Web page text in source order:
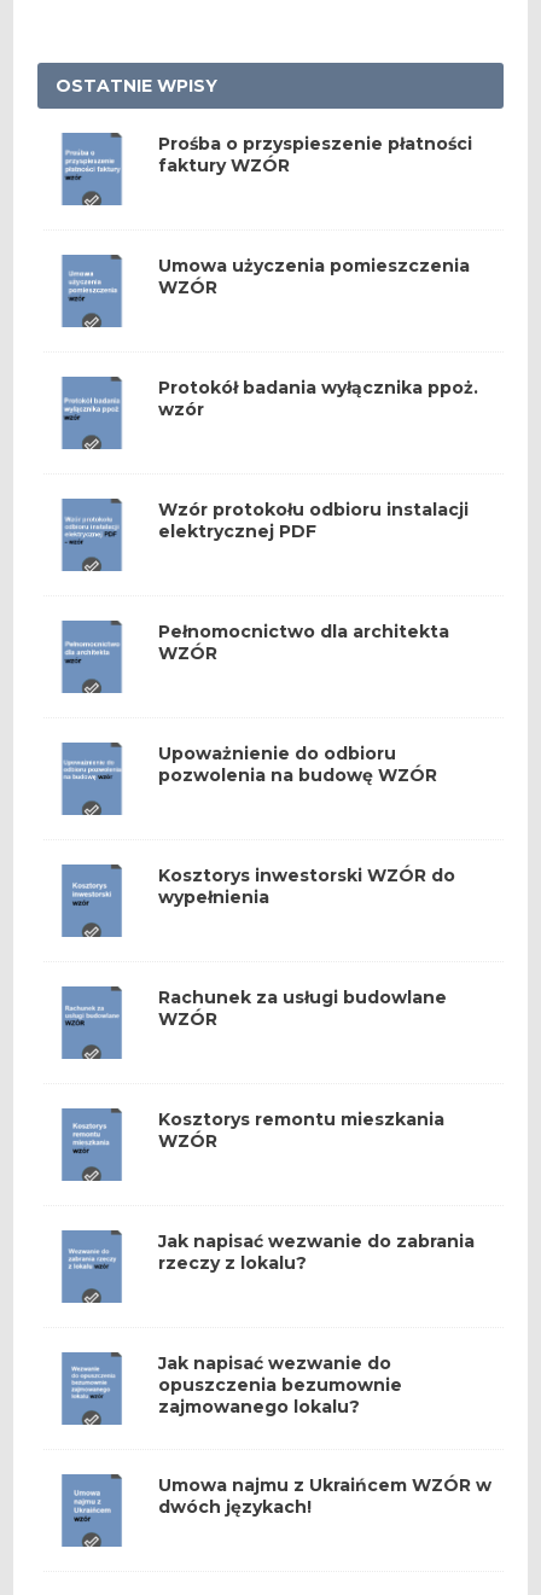
OSTATNIE WPISY
Prośba o przyspieszenie płatności
faktury WZÓR
Umowa użyczenia pomieszczenia
WZÓR
Protokół badania wyłącznika ppoż.
wzór
Wzór protokołu odbioru instalacji
elektrycznej PDF
Pełnomocnictwo dla architekta
WZÓR
Upoważnienie do odbioru
pozwolenia na budowę WZÓR
Kosztorys inwestorski WZÓR do
wypełnienia
Rachunek za usługi budowlane
WZÓR
Kosztorys remontu mieszkania
WZÓR
Jak napisać wezwanie do zabrania
rzeczy z lokalu?
Jak napisać wezwanie do
opuszczenia bezumownie
zajmowanego lokalu?
Umowa najmu z Ukraińcem WZÓR w
dwóch językach!